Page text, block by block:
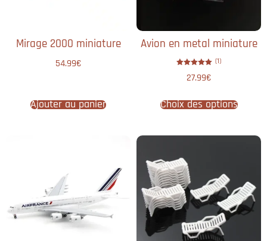
Mirage 2000 miniature​
54.99€
Ajouter au panier
Avion en metal miniature
5.00
(1)
27.99€
Choix des options